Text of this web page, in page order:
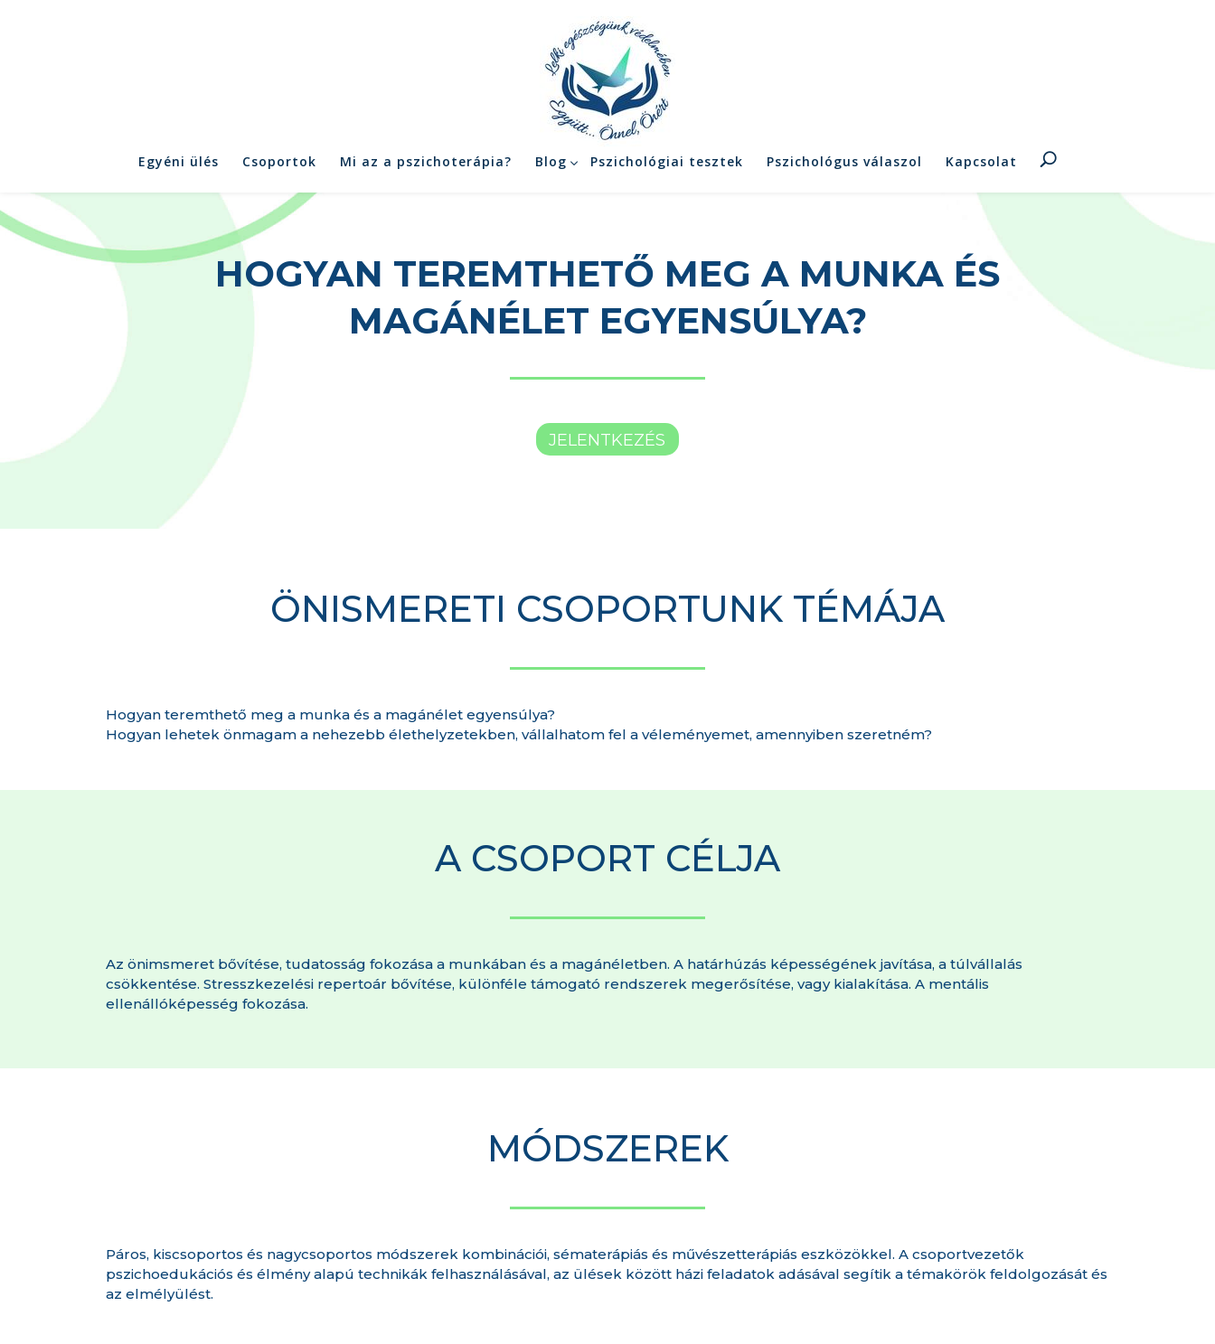
Egyéni ülés Csoportok Mi az a pszichoterápia? Blog Pszichológiai tesztek Pszichológus válaszol Kapcsolat
HOGYAN TEREMTHETŐ MEG A MUNKA ÉS
MAGÁNÉLET EGYENSÚLYA?
JELENTKEZÉS
ÖNISMERETI CSOPORTUNK TÉMÁJA
Hogyan teremthető meg a munka és a magánélet egyensúlya?
Hogyan lehetek önmagam a nehezebb élethelyzetekben, vállalhatom fel a véleményemet, amennyiben szeretném?
A CSOPORT CÉLJA
Az önimsmeret bővítése, tudatosság fokozása a munkában és a magánéletben. A határhúzás képességének javítása, a túlvállalás
csökkentése. Stresszkezelési repertoár bővítése, különféle támogató rendszerek megerősítése, vagy kialakítása. A mentális
ellenállóképesség fokozása.
MÓDSZEREK
Páros, kiscsoportos és nagycsoportos módszerek kombinációi, sématerápiás és művészetterápiás eszközökkel. A csoportvezetők
pszichoedukációs és élmény alapú technikák felhasználásával, az ülések között házi feladatok adásával segítik a témakörök feldolgozását és
az elmélyülést.